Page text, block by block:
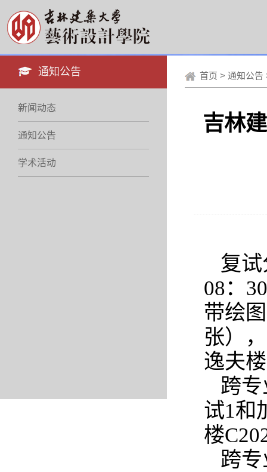
通知公告
新闻动态
通知公告
学术活动
首页 > 通知公告
吉林
复
08：
带绘
张）
逸夫
跨
试1和
楼
跨